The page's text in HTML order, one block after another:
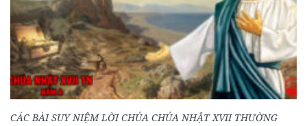
CÁC BÀI SUY NIỆM LỜI CHÚA CHÚA NHẬT XVII THƯỜNG